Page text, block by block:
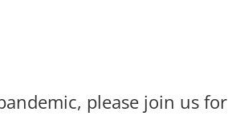
please join us for